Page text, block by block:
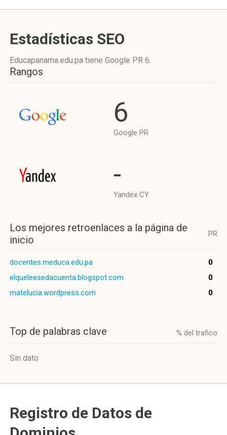
Estadísticas SEO
Educapanama.edu.pa tiene Google PR 6.
Rangos
6
Google PR
-
Yandex CY
Los mejores retroenlaces a la página de
inicio
PR
docentes.meduca.edu.pa
0
elqueleesedacuenta.blogspot.com
0
matelucia.wordpress.com
0
Top de palabras clave % del trafico
Sin dato
Registro de Datos de